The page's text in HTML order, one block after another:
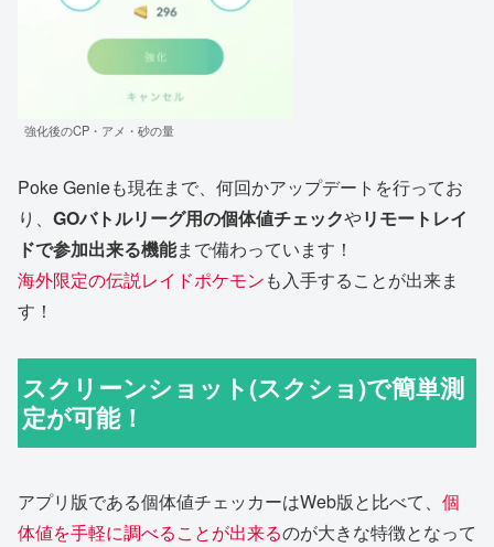
強化後のCP・アメ・砂の量
Poke Genieも現在まで、何回かアップデートを行ってお
り、 GOバトルリーグ用の個体値チェックやリモートレイ
ドで参加出来る機能まで備わっています！
海外限定の伝説レイドポケモンも入手することが出来ま
す！
スクリーンショット(スクショ)で簡単測
定が可能！
アプリ版である個体値チェッカーはWeb版と比べて、 個
体値を手軽に調べることが出来るのが大きな特徴となって